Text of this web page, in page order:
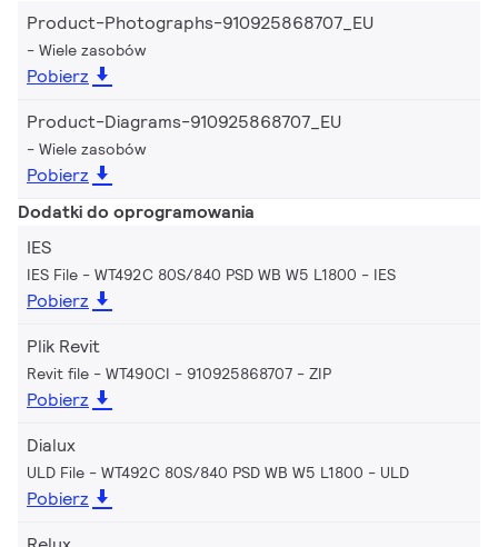
Product-Photographs-910925868707_EU
Wiele zasobów
Pobierz
Product-Diagrams-910925868707_EU
Wiele zasobów
Pobierz
Dodatki do oprogramowania
IES
IES File - WT492C 80S/840 PSD WB W5 L1800 IES
Pobierz
Plik Revit
Revit file - WT490CI - 910925868707 ZIP
Pobierz
Dialux
ULD File - WT492C 80S/840 PSD WB W5 L1800 ULD
Pobierz